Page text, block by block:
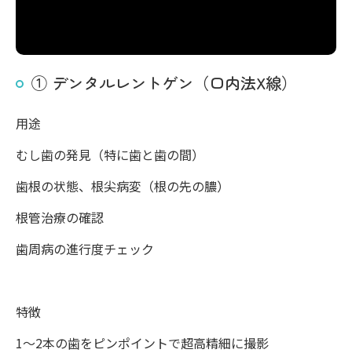
① デンタルレントゲン（口内法X線）
用途
むし歯の発見（特に歯と歯の間）
歯根の状態、根尖病変（根の先の膿）
根管治療の確認
歯周病の進行度チェック
特徴
1〜2本の歯をピンポイントで超高精細に撮影